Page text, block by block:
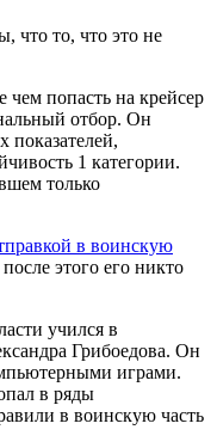
что то, что это не
чем попасть на крейсер
отбор. Он
показателей,
1 категории.
только
в воинскую
этого его никто
учился в
Грибоедова. Он
играми.
в ряды
в воинскую часть